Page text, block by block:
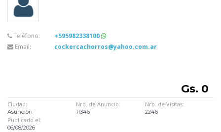
Teléfono:
+595982338100
Email:
cockercachorros@yahoo.com.ar
Gs. 0
Ciudad:
Asunción
Nro. de Anuncio:
11346
Nro. de Visitas:
2246
Publicado el:
06/08/2026